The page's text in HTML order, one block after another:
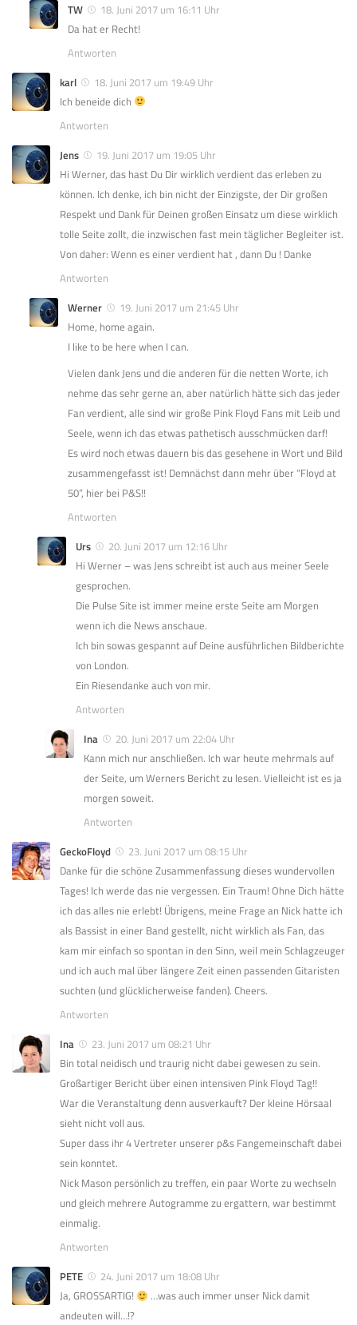
TW
18. Juni 2017 um 16:11 Uhr
Da hat er Recht!
Antworten
karl
18. Juni 2017 um 19:49 Uhr
Ich beneide dich
Antworten
Jens
19. Juni 2017 um 19:05 Uhr
Hi Werner, das hast Du Dir wirklich verdient das erleben zu
können. Ich denke, ich bin nicht der Einzigste, der Dir großen
Respekt und Dank für Deinen großen Einsatz um diese wirklich
tolle Seite zollt, die inzwischen fast mein täglicher Begleiter ist.
Von daher: Wenn es einer verdient hat , dann Du ! Danke
Antworten
Werner
19. Juni 2017 um 21:45 Uhr
Home, home again.
I like to be here when I can.
Vielen dank Jens und die anderen für die netten Worte, ich
nehme das sehr gerne an, aber natürlich hätte sich das jeder
Fan verdient, alle sind wir große Pink Floyd Fans mit Leib und
Seele, wenn ich das etwas pathetisch ausschmücken darf!
Es wird noch etwas dauern bis das gesehene in Wort und Bild
zusammengefasst ist! Demnächst dann mehr über “Floyd at
50”, hier bei P&S!!
Antworten
Urs
20. Juni 2017 um 12:16 Uhr
Hi Werner – was Jens schreibt ist auch aus meiner Seele
gesprochen.
Die Pulse Site ist immer meine erste Seite am Morgen
wenn ich die News anschaue.
Ich bin sowas gespannt auf Deine ausführlichen Bildberichte
von London.
Ein Riesendanke auch von mir.
Antworten
Ina
20. Juni 2017 um 22:04 Uhr
Kann mich nur anschließen. Ich war heute mehrmals auf
der Seite, um Werners Bericht zu lesen. Vielleicht ist es ja
morgen soweit.
Antworten
GeckoFloyd
23. Juni 2017 um 08:15 Uhr
Danke für die schöne Zusammenfassung dieses wundervollen
Tages! Ich werde das nie vergessen. Ein Traum! Ohne Dich hätte
ich das alles nie erlebt! Übrigens, meine Frage an Nick hatte ich
als Bassist in einer Band gestellt, nicht wirklich als Fan, das
kam mir einfach so spontan in den Sinn, weil mein Schlagzeuger
und ich auch mal über längere Zeit einen passenden Gitaristen
suchten (und glücklicherweise fanden). Cheers.
Antworten
Ina
23. Juni 2017 um 08:21 Uhr
Bin total neidisch und traurig nicht dabei gewesen zu sein.
Großartiger Bericht über einen intensiven Pink Floyd Tag!!
War die Veranstaltung denn ausverkauft? Der kleine Hörsaal
sieht nicht voll aus.
Super dass ihr 4 Vertreter unserer p&s Fangemeinschaft dabei
sein konntet.
Nick Mason persönlich zu treffen, ein paar Worte zu wechseln
und gleich mehrere Autogramme zu ergattern, war bestimmt
einmalig.
Antworten
PETE
24. Juni 2017 um 18:08 Uhr
Ja, GROSSARTIG!
…was auch immer unser Nick damit
andeuten will…!?